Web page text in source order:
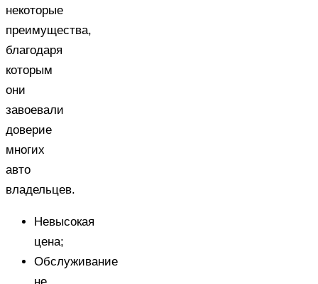
некоторые
преимущества,
благодаря
которым
они
завоевали
доверие
многих
авто
владельцев.
Невысокая
цена;
Обслуживание